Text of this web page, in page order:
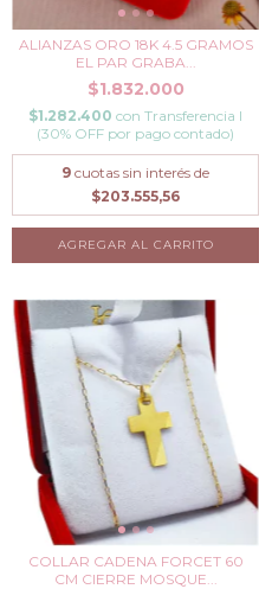
ALIANZAS ORO 18K 4.5 GRAMOS
EL PAR GRABA...
$1.832.000
$1.282.400 con Transferencia I
(30% OFF por pago contado)
9 cuotas sin interés de
$203.555,56
AGREGAR AL CARRITO
COLLAR CADENA FORCET 60
CM CIERRE MOSQUE...